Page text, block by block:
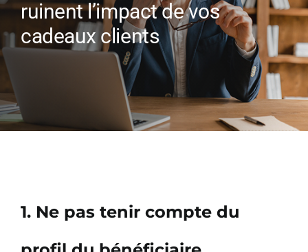
Blog
ruinent l’impact de vos
cadeaux clients
1. Ne pas tenir compte du